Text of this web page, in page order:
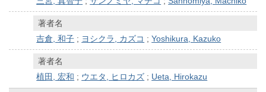
著者名
吉倉, 和子 ; ヨシクラ, カズコ ;Yoshikura, Kazuko
著者名
植田, 宏和 ; ウエタ, ヒロカズ ; Ueta, Hirokazu